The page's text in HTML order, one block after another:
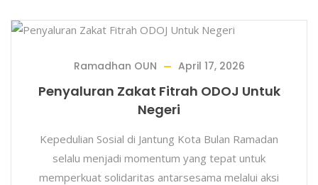
Ramadhan OUN April 17, 2026
Penyaluran Zakat Fitrah ODOJ Untuk
Negeri
Kepedulian Sosial di Jantung Kota Bulan Ramadan
selalu menjadi momentum yang tepat untuk
memperkuat solidaritas antarsesama melalui aksi